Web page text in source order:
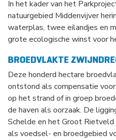
In het kader van het
natuurgebied Middenvijver
waterplas, twee eilandjes en
grote ecologische winst voor
BROEDVLAKTE
Deze honderd hectare
ontstond als compensatie
op het strand of in groep
de haven als oorzaak. De
Schelde en het Groot
als voedsel- en broedgebied